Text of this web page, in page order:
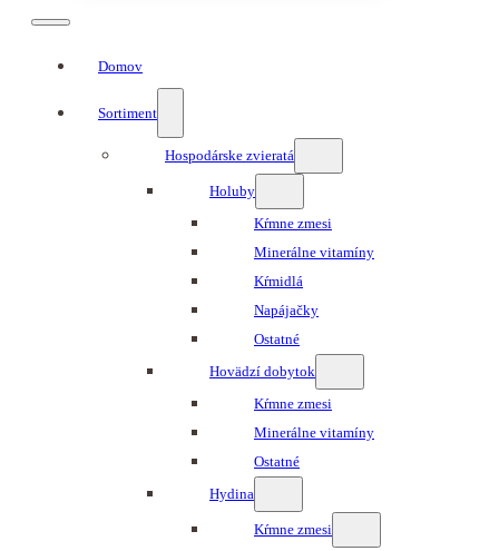
Domov
Sortiment
Hospodárske zvieratá
Holuby
Kŕmne zmesi
Minerálne vitamíny
Kŕmidlá
Napájačky
Ostatné
Hovädzí dobytok
Kŕmne zmesi
Minerálne vitamíny
Ostatné
Hydina
Kŕmne zmesi